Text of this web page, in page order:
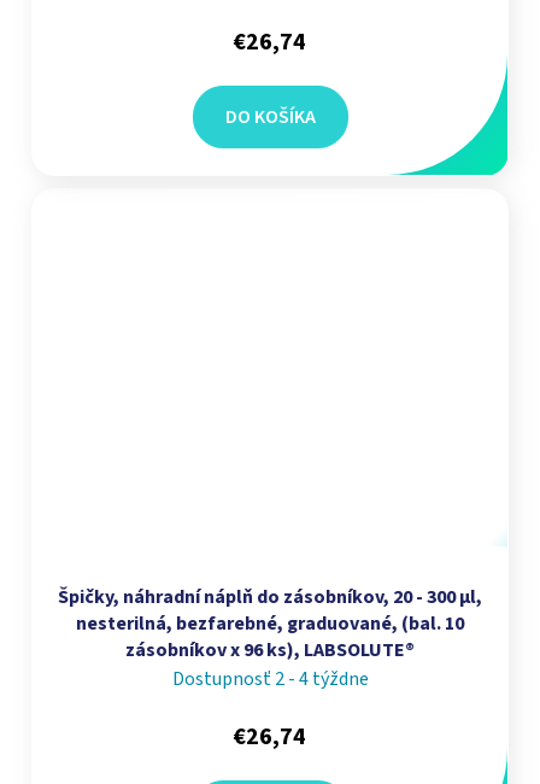
€26,74
DO KOŠÍKA
Špičky, náhradní náplň do zásobníkov, 20 - 300 µl,
nesterilná, bezfarebné, graduované, (bal. 10
zásobníkov x 96 ks), LABSOLUTE®
Dostupnosť 2 - 4 týždne
€26,74